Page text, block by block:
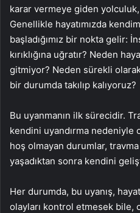
karar vermeye giden yolculuk,
Genellikle hayatımızda
başladığımız bir nokta gelir:
kırıklığına uğratır? Neden
gitmiyor? Neden sürekli
bir durumda takılıp kalıyoruz?
Bu uyanmanın ilk sürecidir.
kendini uyandırma nedeniyle
hoş olmayan durumlar,
yaşadıktan sonra kendini
Her durumda, bu uyanış,
olayları kontrol etmesek bile,